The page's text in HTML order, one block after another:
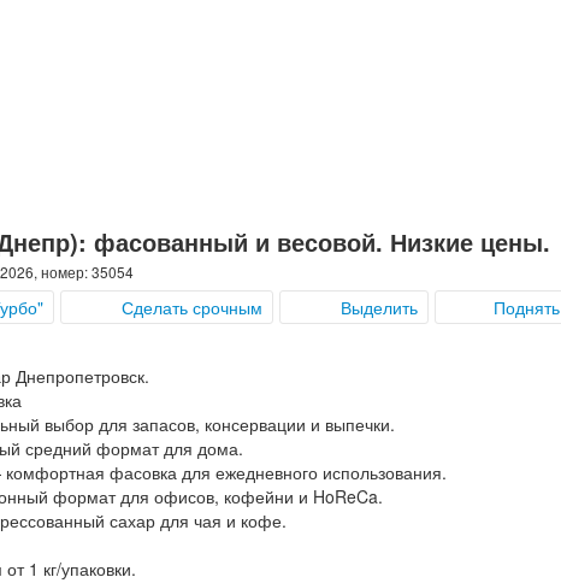
фасованный и весовой. Низкие цены.
номер: 35054
Сделать срочным Выделить Поднять
Днепропетровск.
выбор для запасов, консервации и выпечки.
средний формат для дома.
комфортная фасовка для ежедневного использования.
формат для офисов, кофейни и HoReCa.
сахар для чая и кофе.
1 кг/упаковки.